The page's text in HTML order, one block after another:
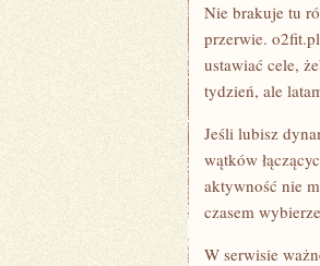
Nie brakuje tu
przerwie.
ustawiać cele,
tydzień, ale
Jeśli lubisz
wątków
aktywność nie
czasem
W serwisie